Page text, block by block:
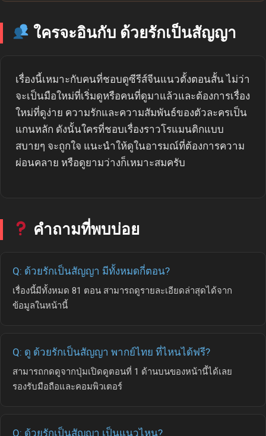
ใครจะอินกับ ด้วยรักเป็นสัญญา
เรื่องนี้เหมาะกับคนที่ชอบดูซีรีส์จีนแนวตั้งตอนสั้น ไม่ว่า
จะเป็นมือใหม่ที่เริ่มดูหรือคนที่ดูมาแล้วและต้องการเรื่อง
ใหม่ที่ดูง่าย ความรักและความสัมพันธ์ของตัวละครเป็น
แกนหลัก ดังนั้นใครที่ชอบเรื่องราวโรแมนติกแบบ
สบายๆ จะถูกใจ แนะนำให้ดูในอารมณ์ที่ต้องการความ
ผ่อนคลาย หรือดูยามว่างก็เหมาะสมครับ
คำถามที่พบบ่อย
Q: ด้วยรักเป็นสัญญา มีทั้งหมดกี่ตอน?
เรื่องนี้มีทั้งหมด 81 ตอน สามารถดูรายละเอียดล่าสุดได้จาก
ข้อมูลในหน้านี้
Q: ดู ด้วยรักเป็นสัญญา พากย์ไทย ที่ไหนได้ฟรี?
สามารถกดดูจากปุ่มเปิดดูตอนที่ 1 ด้านบนของหน้านี้ได้เลย
รองรับมือถือและคอมพิวเตอร์
Q: ด้วยรักเป็นสัญญา เป็นแนวไหน?